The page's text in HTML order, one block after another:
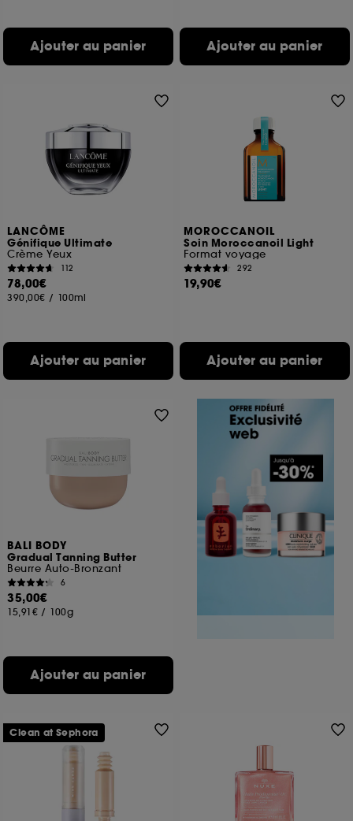
Ajouter au panier Ajouter au panier
LANCÔME
Génifique Ultimate
Crème Yeux
112
78,00€
390,00€ / 100ml
Ajouter au panier
MOROCCANOIL
Soin Moroccanoil Light
Format voyage
292
19,90€
Ajouter au panier
BALI BODY
Gradual Tanning Butter
Beurre Auto-Bronzant
6
35,00€
15,91€ / 100g
Ajouter au panier
Clean at Sephora